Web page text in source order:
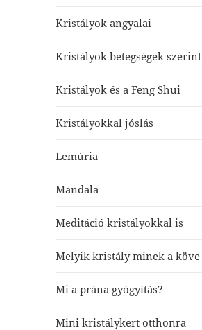
Kristályok angyalai
Kristályok betegségek szerint
Kristályok és a Feng Shui
Kristályokkal jóslás
Lemúria
Mandala
Meditáció kristályokkal is
Melyik kristály minek a köve
Mi a prána gyógyítás?
Mini kristálykert otthonra